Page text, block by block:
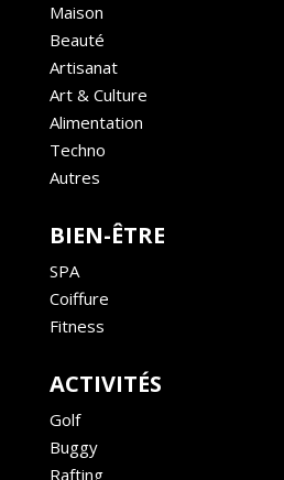
Maison
Beauté
Artisanat
Art & Culture
Alimentation
Techno
Autres
BIEN-ÊTRE
SPA
Coiffure
Fitness
ACTIVITÉS
Golf
Buggy
Rafting